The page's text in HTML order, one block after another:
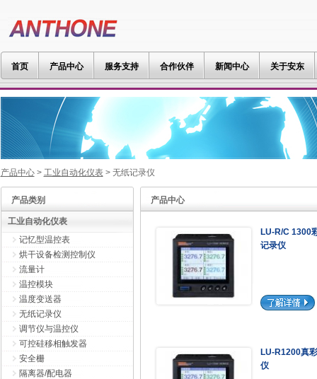
首页 产品中心 服务支持 合作伙伴 新闻中心 关于安东
产品中心> 工业自动化仪表> 无纸记录仪
产品类别
工业自动化仪表
记忆型温控表
烘干设备检测控制仪
流量计
温控模块
温度变送器
无纸记录仪
调节仪与温控仪
可控硅移相触发器
安全栅
隔离器/配电器
产品中心
LU-R/C 1300
记录仪
LU-R1200真
仪